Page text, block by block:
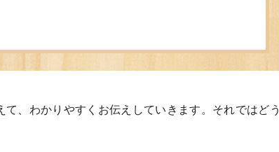
、わかりやすくお伝えしていきます。それではどう